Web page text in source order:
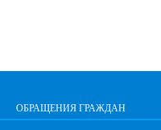
ОБРАЩЕНИЯ ГРАЖДАН